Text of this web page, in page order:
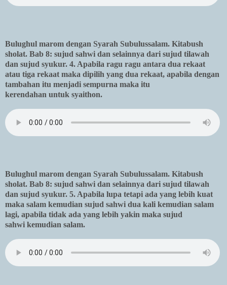
Bulughul marom dengan Syarah Subulussalam. Kitabush
sholat. Bab 8: sujud sahwi dan selainnya dari sujud tilawah
dan sujud syukur. 4. Apabila ragu ragu antara dua rekaat
atau tiga rekaat maka dipilih yang dua rekaat, apabila dengan
tambahan itu menjadi sempurna maka itu
kerendahan untuk syaithon.
Bulughul marom dengan Syarah Subulussalam. Kitabush
sholat. Bab 8: sujud sahwi dan selainnya dari sujud tilawah
dan sujud syukur. 5. Apabila lupa tetapi ada yang lebih kuat
maka salam kemudian sujud sahwi dua kali kemudian salam
lagi, apabila tidak ada yang lebih yakin maka sujud
sahwi kemudian salam.